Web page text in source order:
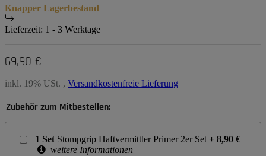
Knapper Lagerbestand
Lieferzeit: 1 - 3 Werktage
69,90 €
inkl. 19% USt. , Versandkostenfreie Lieferung
Zubehör zum Mitbestellen:
1 Set Stompgrip Haftvermittler Primer 2er Set + 8,90 €
weitere Informationen